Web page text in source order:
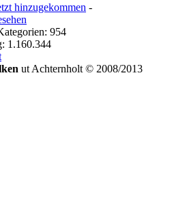
hinzugekommen -
954
1.160.344
ut Achternholt © 2008/2013